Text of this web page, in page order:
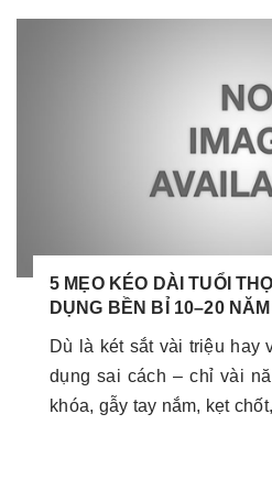
5 MẸO KÉO DÀI TUỔI
DỤNG BỀN BỈ 10–20
Dù là két sắt vài triệu hay
dụng sai cách – chỉ vài
khóa, gẫy tay nắm, kẹt